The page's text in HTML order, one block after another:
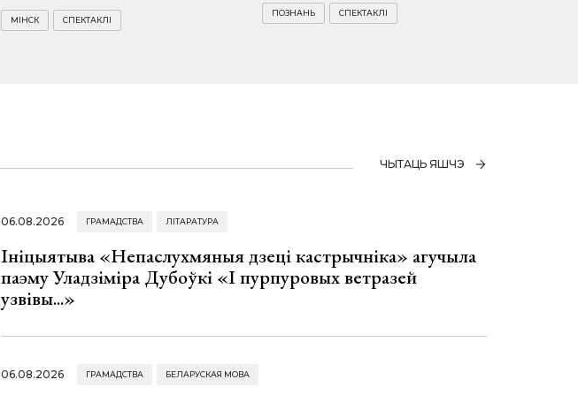
МІНСК СПЕКТАКЛІ
ПОЗНАНЬ СПЕКТАКЛІ
ЧЫТАЦЬ ЯШЧЭ
06.08.2026 ГРАМАДСТВА ЛІТАРАТУРА
Ініцыятыва «Непаслухмяныя дзеці кастрычніка» агучыла
паэму Уладзіміра Дубоўкі «І пурпуровых ветразей
узвівы...»
06.08.2026 ГРАМАДСТВА БЕЛАРУСКАЯ МОВА